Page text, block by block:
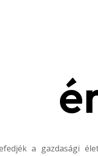
a gazdasági